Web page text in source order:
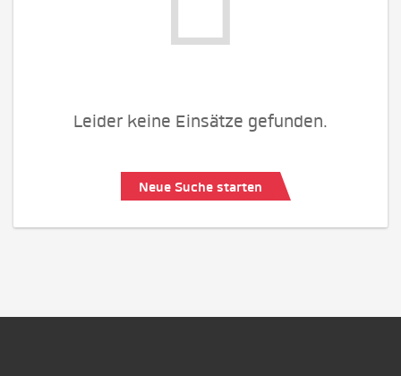
Leider keine Einsätze gefunden.
Neue Suche starten